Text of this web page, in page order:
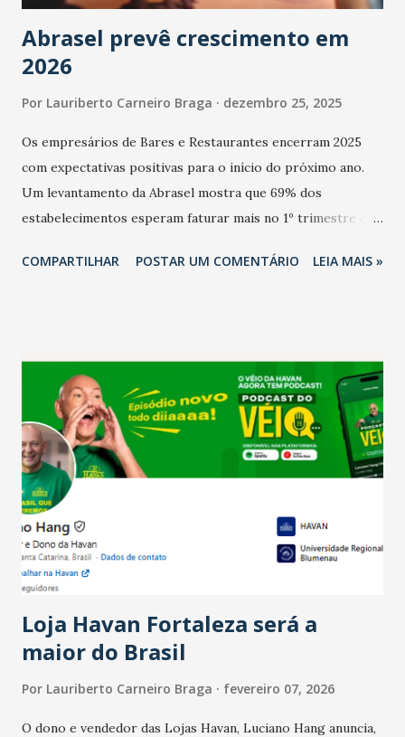
Abrasel prevê crescimento em
2026
Por Lauriberto Carneiro Braga dezembro 25, 2025
Os empresários de Bares e Restaurantes encerram 2025
com expectativas positivas para o início do próximo ano.
Um levantamento da Abrasel mostra que 69% dos
estabelecimentos esperam faturar mais no 1º trimestre de
relação ao último trimestre deste ano, 56% também
confraternizações de fim de ano e pelo pagamento do 13º
Salário para um número maior de trabalhadores, já que o
país tem a menor taxa de desemprego dos anos recentes.
Ainda segundo a Pesquisa, em novembro de 2025, 40% dos
bares e restaurantes operaram com lucro e outros 40%
registraram equilíbrio financeiro. Já o percentual de
estabelecimentos no prejuízo ficou em 19%, pouco abaixo
do observado no mês anterior. Outros 1% não existiam em
novembro. Em relação a outubro, o faturamento também
cresceu. De acordo com a pesquisa, 44% dos n...
COMPARTILHAR POSTAR UM COMENTÁRIO LEIA MAIS »
Loja Havan Fortaleza será a
maior do Brasil
Por Lauriberto Carneiro Braga fevereiro 07, 2026
O dono e vendedor das Lojas Havan, Luciano Hang anuncia,